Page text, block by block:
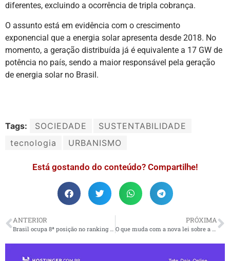
diferentes, excluindo a ocorrência de tripla cobrança.
O assunto está em evidência com o crescimento
exponencial que a energia solar apresenta desde 2018. No
momento, a geração distribuída já é equivalente a 17 GW de
potência no país, sendo a maior responsável pela geração
de energia solar no Brasil.
Tags: SOCIEDADE
SUSTENTABILIDADE
tecnologia
URBANISMO
Está gostando do conteúdo? Compartilhe!
ANTERIOR PRÓXIMA